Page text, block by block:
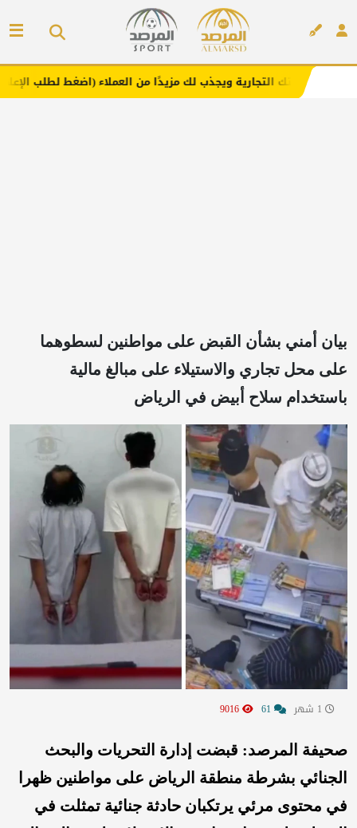
ويجذب لك مزيدًا من العملاء (اضغط لطلب الإعلان)
بيان أمني بشأن القبض على مواطنين لسطوهما
على محل تجاري والاستيلاء على مبالغ مالية
باستخدام سلاح أبيض في الرياض
صحيفة المرصد: قبضت إدارة التحريات والبحث
الجنائي بشرطة منطقة الرياض على مواطنين ظهرا
في محتوى مرئي يرتكبان حادثة جنائية تمثلت في